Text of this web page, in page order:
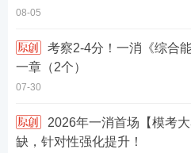
08-05
一章（2个）
07-30
缺，针对性强化提升！